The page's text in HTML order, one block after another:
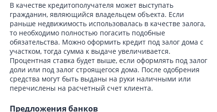
В качестве кредитополучателя может выступать
гражданин, являющийся владельцем объекта. Если
раньше недвижимость использовалась в качестве залога,
то необходимо полностью погасить подобные
обязательства. Можно оформить кредит под залог дома с
участком, тогда сумма к выдаче увеличивается.
Процентная ставка будет выше, если оформлять под залог
доли или под залог строящегося дома. После одобрения
средства могут быть выданы на руки наличными или
перечислены на расчетный счет клиента.
Предложения банков